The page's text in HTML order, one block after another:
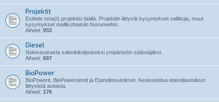
Projektit
Esittele oma(t) projektisi täällä. Projektiin liittyvät kysymykset sallittuja, muut
kysymykset mallikohtaisiin foorumeihin.
Aiheet: 933
Diesel
Nokivasarasta salonkikelpoiseksi ympäristön säästäjäksi.
Aiheet: 697
BioPower
BioPowerit, BioPoweroinnit ja Etanolimuutokset. Keskustelua etanoliautoiluun
liittyvistä asioista.
Aiheet: 176